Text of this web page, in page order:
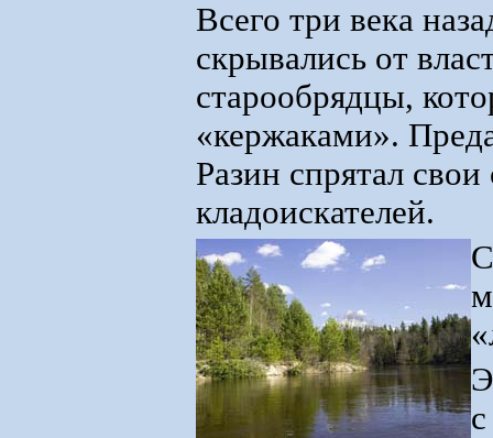
Всего три века
скрывались от
старообрядцы,
«кержаками».
Разин спрятал
кладоискателей.